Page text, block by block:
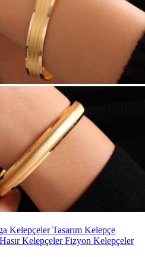
KelepçelerTasarım Kelepçe
KelepçelerFizyon Kelepçeler